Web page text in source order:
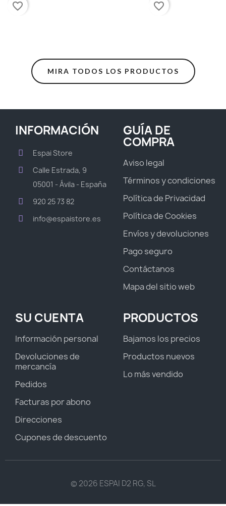
favorite_border favorite_border
MIRA TODOS LOS PRODUCTOS
INFORMACIÓN
Espai Store
Calle Estrada, 9
05001 - Ávila - España
920 25 73 82
info@espaistore.es
GUÍA DE
COMPRA
Aviso legal
Términos y condiciones
Política de Privacidad
Política de Cookies
Envíos y devoluciones
Pago seguro
Contáctanos
Mapa del sitio web
SU CUENTA
Información personal
Devoluciones de
mercancía
Pedidos
Facturas por abono
Direcciones
Cupones de descuento
PRODUCTOS
Bajamos los precios
Productos nuevos
Lo más vendido
© 2026 ESPAI D2 RG, SL